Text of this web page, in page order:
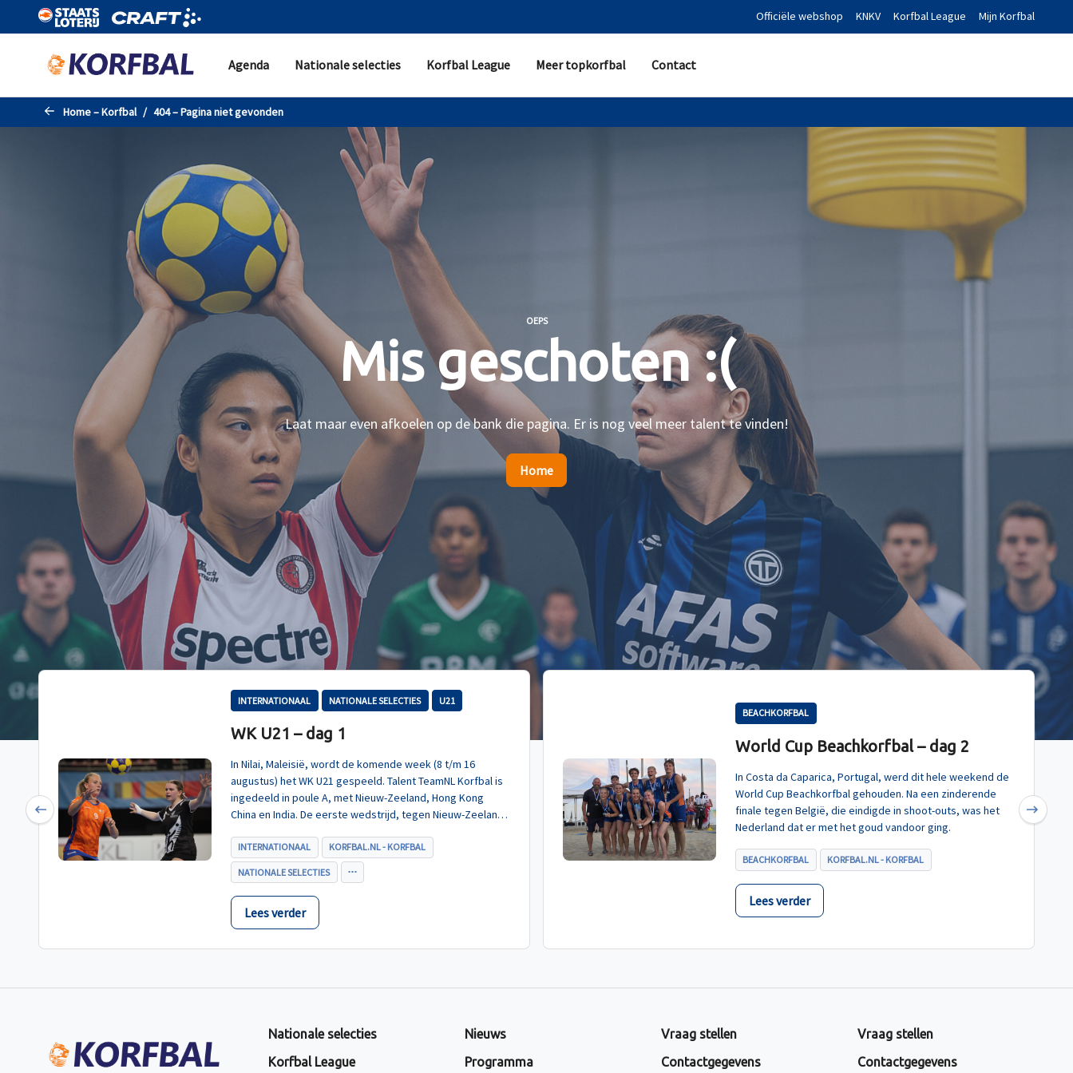
Naar de hoofdinhoud gaan Officiële webshop KNKV Korfbal League Mijn Korfbal
Agenda Nationale selecties Korfbal League Meer topkorfbal Contact
Home – Korfbal 404 – Pagina niet gevonden
OEPS
Mis geschoten :(
Laat maar even afkoelen op de bank die pagina. Er is nog veel meer talent te vinden!
Home
INTERNATIONAAL NATIONALE SELECTIES U21
WK U21 – dag 1
In Nilai, Maleisië, wordt de komende week (8 t/m 16
augustus) het WK U21 gespeeld. Talent TeamNL Korfbal is
ingedeeld in poule A, met Nieuw-Zeeland, Hong Kong
China en India. De eerste wedstrijd, tegen Nieuw-Zeeland
INTERNATIONAAL KORFBAL.NL - KORFBAL
NATIONALE SELECTIES
Lees verder
BEACHKORFBAL
World Cup Beachkorfbal – dag 2
In Costa da Caparica, Portugal, werd dit hele weekend de
World Cup Beachkorfbal gehouden. Na een zinderende
finale tegen België, die eindigde in shoot-outs, was het
Nederland dat er met het goud vandoor ging.
BEACHKORFBAL KORFBAL.NL - KORFBAL
Lees verder
Previous Next
Nationale selecties
Korfbal League
Nieuws
Programma
Vraag stellen
Contactgegevens
Vraag stellen
Contactgegevens